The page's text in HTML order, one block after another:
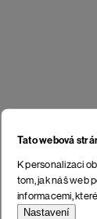
Tato webová
K personalizaci
tom, jak náš web
informacemi,
Nastavení